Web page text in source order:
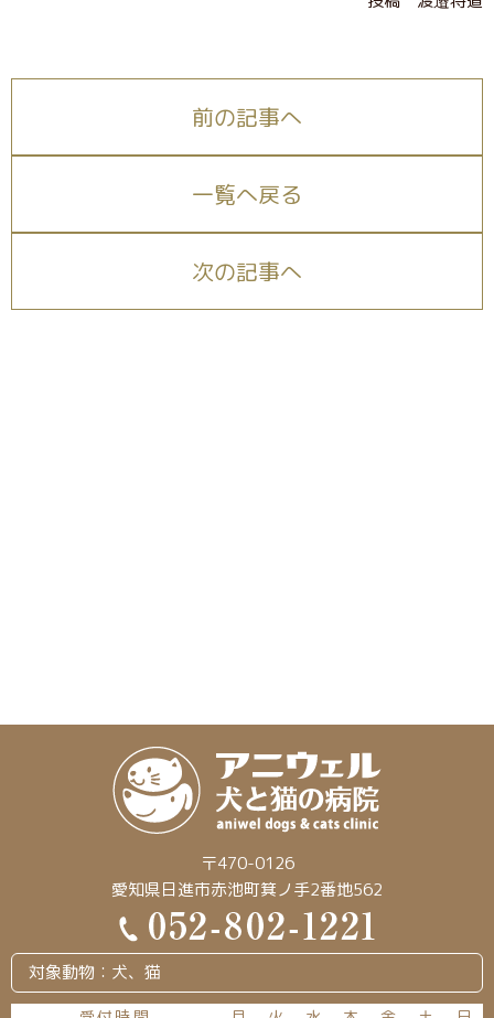
前の記事へ
一覧へ戻る
次の記事へ
〒470-0126
愛知県日進市赤池町箕ノ手2番地562
対象動物：犬、猫